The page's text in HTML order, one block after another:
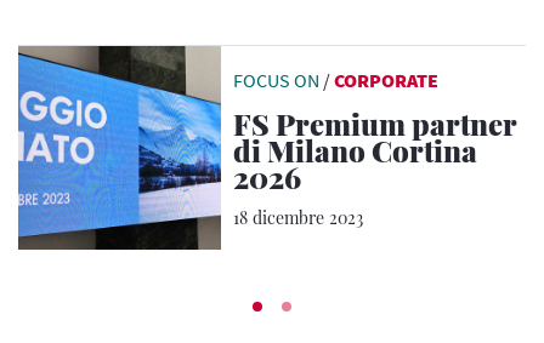
FOCUS ON /CORPORATE
FS Premium partner
di Milano Cortina
2026
18 dicembre 2023